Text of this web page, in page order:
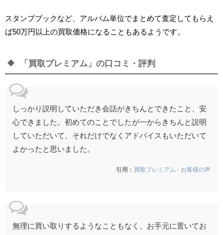
スタンプブックなど、アルバム単位でまとめて査定してもらえ
ば50万円以上の買取価格になることもあるようです。
「買取プレミアム」の口コミ・評判
しっかり説明していただき会話がきちんとできたこと、安
心できました。初めてのことでしたが一からきちんと説明
していただいて、それだけでなくアドバイスもいただいて
よかったと思いました。
引用： 買取プレミアム - お客様の声
無理に買い取りするようなこともなく、お手元に置いてお